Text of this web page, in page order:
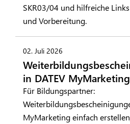
SKR03/04 und hilfreiche
und Vorbereitung.
02. Juli 2026
in DATEV MyMarketing
Für Bildungspartner:
MyMarketing einfach